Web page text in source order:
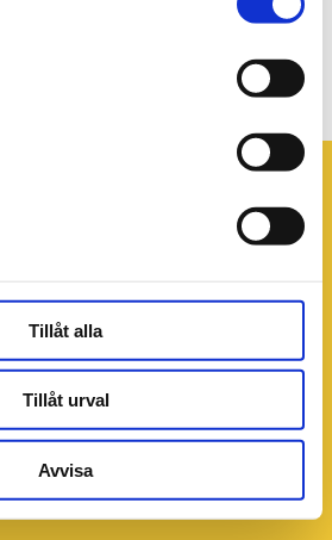
Tillåt alla
Tillåt urval
Avvisa
2